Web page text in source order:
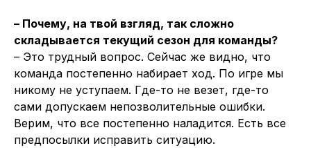
– Почему, на твой взгляд, так сложно
складывается текущий сезон для команды?
– Это трудный вопрос. Сейчас же видно, что
команда постепенно набирает ход. По игре мы
никому не уступаем. Где-то не везет, где-то
сами допускаем непозволительные ошибки.
Верим, что все постепенно наладится. Есть все
предпосылки исправить ситуацию.